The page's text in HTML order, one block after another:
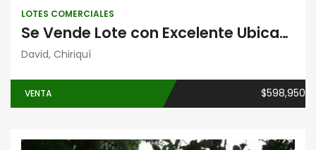
LOTES COMERCIALES
Se Vende Lote con Excelente Ubicación Comercial
David, Chiriquí
VENTA $598,950